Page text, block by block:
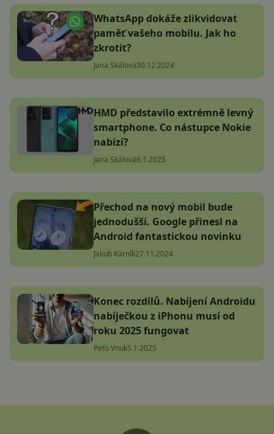
WhatsApp dokáže zlikvidovat
paměť vašeho mobilu. Jak ho
zkrotit?
Jana Skálová30.12.2024
HMD představilo extrémně levný
smartphone. Co nástupce Nokie
nabízí?
Jana Skálová6.1.2025
Přechod na nový mobil bude
jednodušší. Google přinesl na
Android fantastickou novinku
Jakub Kárník27.11.2024
Konec rozdílů. Nabíjení Androidu
nabíječkou z iPhonu musí od
roku 2025 fungovat
Peťo Vnuk5.1.2025